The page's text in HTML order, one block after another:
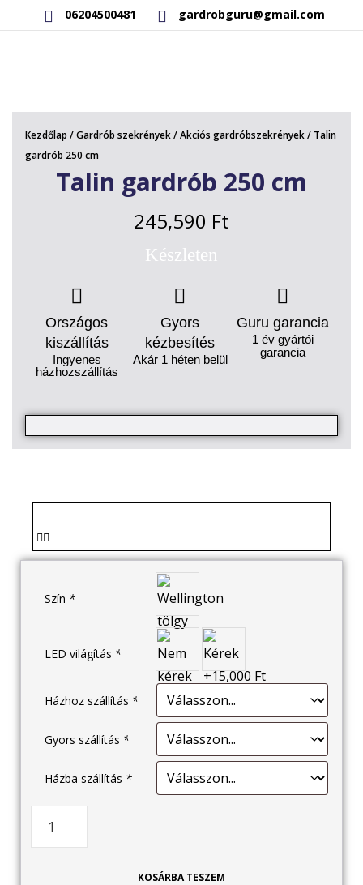
06204500481 gardrobguru@gmail.com
RAKTÁRON LÉVŐ TERMÉKEK
SAJÁT GYÁRTÁSÚ TERMÉKEK
KAPCSOLAT
Kezdőlap /Gardrób szekrények/Akciós gardróbszekrények/ Talin
gardrób 250 cm
Talin gardrób 250 cm
245,590 Ft
Készleten
Országos
kiszállítás
Ingyenes
házhozszállítás
Gyors
kézbesítés
Akár 1 héten belül
Guru garancia
1 év gyártói
garancia
Szín *
LED világítás *
Házhoz szállítás *
Gyors szállítás *
Házba szállítás *
KOSÁRBA TESZEM